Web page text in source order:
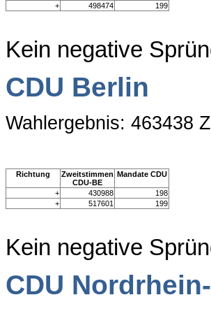
+
498474 199
Kein negative
CDU Berlin
Wahlergebnis: 463438
Richtung
Zweitstimmen
CDU-BE
Mandate CDU
+ 430988
198
+
517601 199
Kein negative
CDU